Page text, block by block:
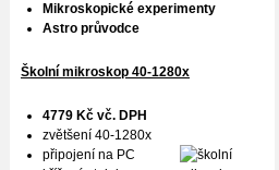
Mikroskopické experimenty
Astro průvodce
Školní mikroskop 40-1280x
4779 Kč vč. DPH
zvětšení 40-1280x
připojení na PC